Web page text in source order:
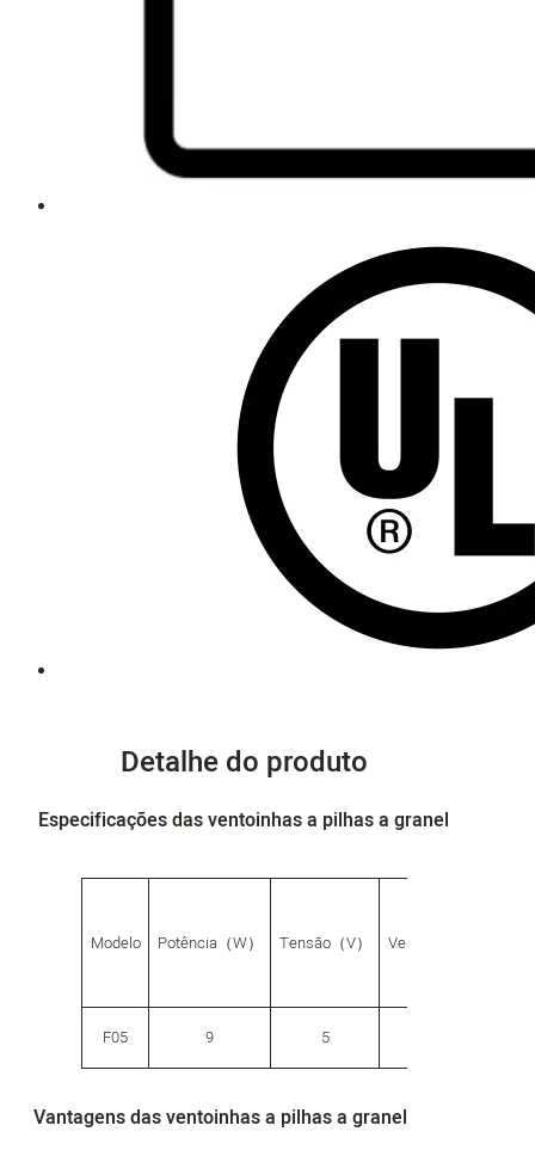
Detalhe do produto
Especificações das ventoinhas a pilhas a granel
Modelo Potência（W） Tensão（V） Velocidade
F05 9 5
Vantagens das ventoinhas a pilhas a granel